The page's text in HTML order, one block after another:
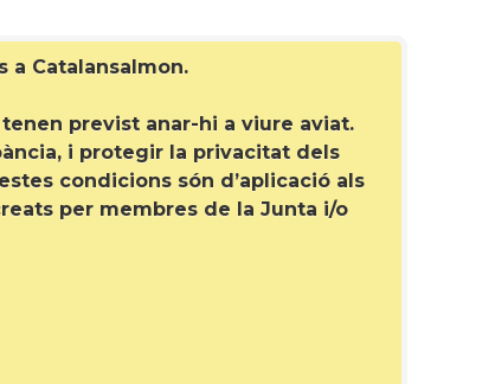
a Catalansalmon.
previst anar-hi a viure aviat.
i protegir la privacitat dels
condicions són d’aplicació als
per membres de la Junta i/o